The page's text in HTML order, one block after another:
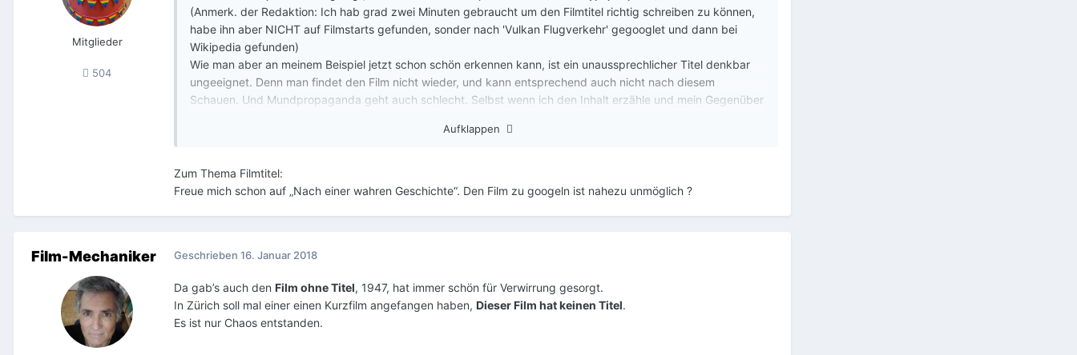
Mitglieder
504
(Anmerk. der Redaktion: Ich hab grad zwei Minuten gebraucht um den Filmtitel richtig schreiben zu können,
habe ihn aber NICHT auf Filmstarts gefunden, sonder nach 'Vulkan Flugverkehr' gegooglet und dann bei
Wikipedia gefunden)
Wie man aber an meinem Beispiel jetzt schon schön erkennen kann, ist ein unaussprechlicher Titel denkbar
ungeeignet. Denn man findet den Film nicht wieder, und kann entsprechend auch nicht nach diesem
Schauen. Und Mundpropaganda geht auch schlecht. Selbst wenn ich den Inhalt erzähle und mein Gegenüber
glaube, da hängt durchaus was von ab!
Aufklappen
Zum Thema Filmtitel:
Freue mich schon auf „Nach einer wahren Geschichte“. Den Film zu googeln ist nahezu unmöglich ?
Film-Mechaniker Geschrieben 16. Januar 2018
Da gab’s auch den Film ohne Titel, 1947, hat immer schön für Verwirrung gesorgt.
In Zürich soll mal einer einen Kurzfilm angefangen haben, Dieser Film hat keinen Titel.
Es ist nur Chaos entstanden.